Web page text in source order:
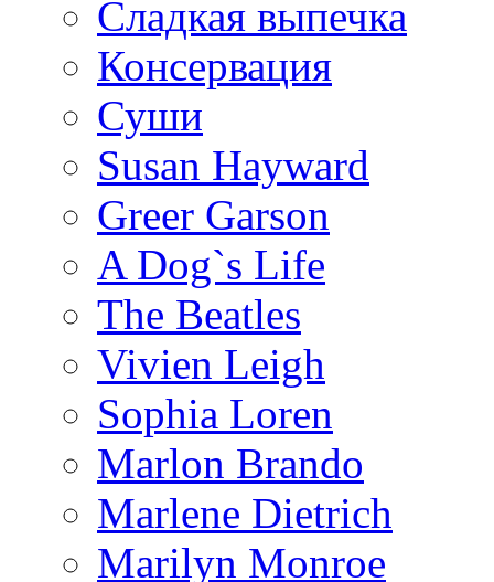
Сладкая выпечка
Консервация
Суши
Susan Hayward
Greer Garson
A Dog`s Life
The Beatles
Vivien Leigh
Sophia Loren
Marlon Brando
Marlene Dietrich
Marilyn Monroe